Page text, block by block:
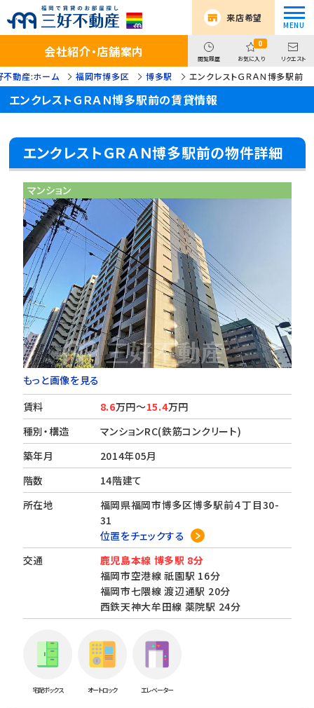
来店希望
会社紹介・店舗案内 閲覧履歴
0
お気に入り リクエスト
不動産:ホーム 福岡市博多区 博多駅 エンクレストＧＲＡＮ博多駅前
エンクレストＧＲＡＮ博多駅前の賃貸情報
エンクレストＧＲＡＮ博多駅前の物件詳細
マンション
もっと画像を見る
賃料
8.6万円～15.4万円
種別・構造
マンションRC(鉄筋コンクリート)
築年月
2014年05月
階数
14階建て
所在地
福岡県福岡市博多区博多駅前４丁目30-
31
位置をチェックする
交通
鹿児島本線 博多駅 8分
福岡市空港線 祇園駅 16分
福岡市七隈線 渡辺通駅 20分
西鉄天神大牟田線 薬院駅 24分
宅配ボックス オートロック エレベーター